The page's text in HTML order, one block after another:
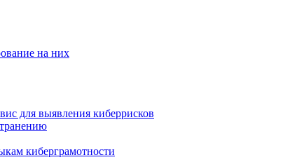
на них
для выявления киберрисков
киберграмотности